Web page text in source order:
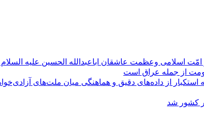
اسلامی وعظمت عاشقان اباعبدالله الحسین علیه
از جمله عراق است
از داده‌های دقیق و هماهنگی میان ملت‌های
کشور شد